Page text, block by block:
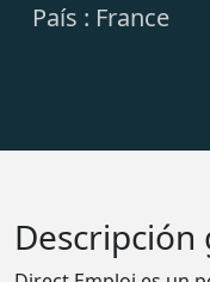
País : France
Descripción